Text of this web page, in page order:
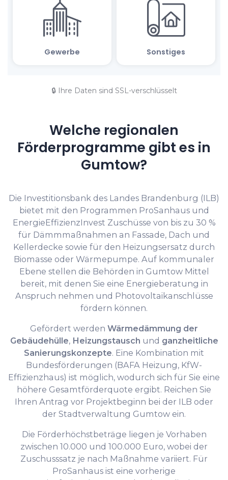
🔒 Ihre Daten sind SSL-verschlüsselt
Welche regionalen
Förderprogramme gibt es in
Gumtow?
Die Investitionsbank des Landes Brandenburg (ILB)
bietet mit den Programmen ProSanhaus und
EnergieEffizienzInvest Zuschüsse von bis zu 30 %
für Dämmmaßnahmen an Fassade, Dach und
Kellerdecke sowie für den Heizungsersatz durch
Biomasse oder Wärmepumpe. Auf kommunaler
Ebene stellen die Behörden in Gumtow Mittel
bereit, mit denen Sie eine Energieberatung in
Anspruch nehmen und Photovoltaikanschlüsse
fördern können.
Gefördert werden Wärmedämmung der
Gebäudehülle, Heizungstausch und ganzheitliche
Sanierungskonzepte. Eine Kombination mit
Bundesförderungen (BAFA Heizung, KfW-
Effizienzhaus) ist möglich, wodurch sich für Sie eine
höhere Gesamtförderquote ergibt. Reichen Sie
Ihren Antrag vor Projektbeginn bei der ILB oder
der Stadtverwaltung Gumtow ein.
Die Förderhöchstbeträge liegen je Vorhaben
zwischen 10.000 und 100.000 Euro, wobei der
Zuschusssatz je nach Maßnahme variiert. Für
ProSanhaus ist eine vorherige